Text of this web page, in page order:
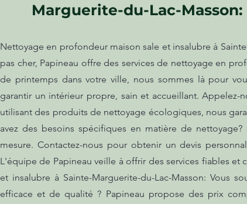
Marguerite-du-Lac-
Nettoyage en profondeur maison sale et insalubre à
pas cher, Papineau offre des services de nettoyage en
de printemps dans votre ville, nous sommes là pour
garantir un intérieur propre, sain et accueillant.
utilisant des produits de nettoyage écologiques, nous
avez des besoins spécifiques en matière de
mesure. Contactez-nous pour obtenir un devis
L'équipe de Papineau veille à offrir des services fiables
et insalubre à Sainte-Marguerite-du-Lac-Masson: Vous
efficace et de qualité ? Papineau propose des prix